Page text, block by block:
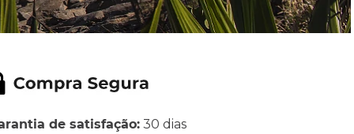
de satisfação:30 dias